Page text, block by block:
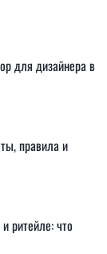
для дизайнера в
правила и
ритейле: что